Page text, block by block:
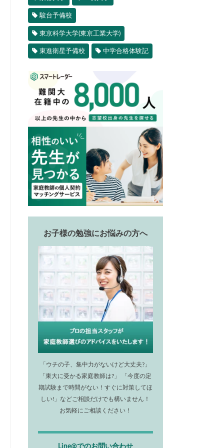
駿台予備校
東京科学大学(東京工業大学)
東進衛星予備校 中学合格体験記
お子様の勉強にお悩みの方へ
「ウチの子、集中力がないけど大丈夫?」
「東大に受かる家庭教師は?」 「今度の定
期試験まで時間がない！すぐに対策してほ
しい!」などご相談だけでも構いません！
お気軽にご相談ください！
Line@でのお問い合わせ